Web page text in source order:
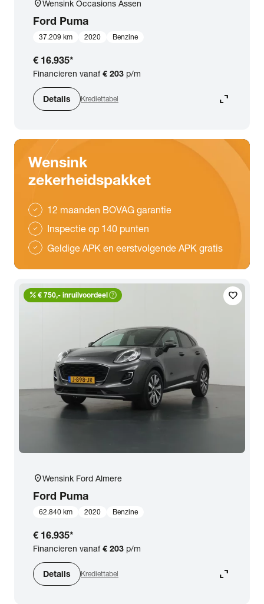
location_onWensink Occasions Assen
Ford Puma
37.209 km 2020 Benzine
€ 16.935*
Financieren vanaf€ 203 p/m
Details Krediettabel expand_content
Wensink
zekerheidspakket
check 12 maanden BOVAG garantie
check Inspectie op 140 punten
check Geldige APK en eerstvolgende APK gratis
favorite
percent € 750,- inruilvoordeelhelp_outline
location_onWensink Ford Almere
Ford Puma
62.840 km 2020 Benzine
€ 16.935*
Financieren vanaf€ 203 p/m
Details Krediettabel expand_content